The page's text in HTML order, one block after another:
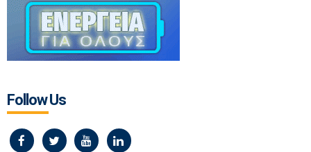
Follow Us